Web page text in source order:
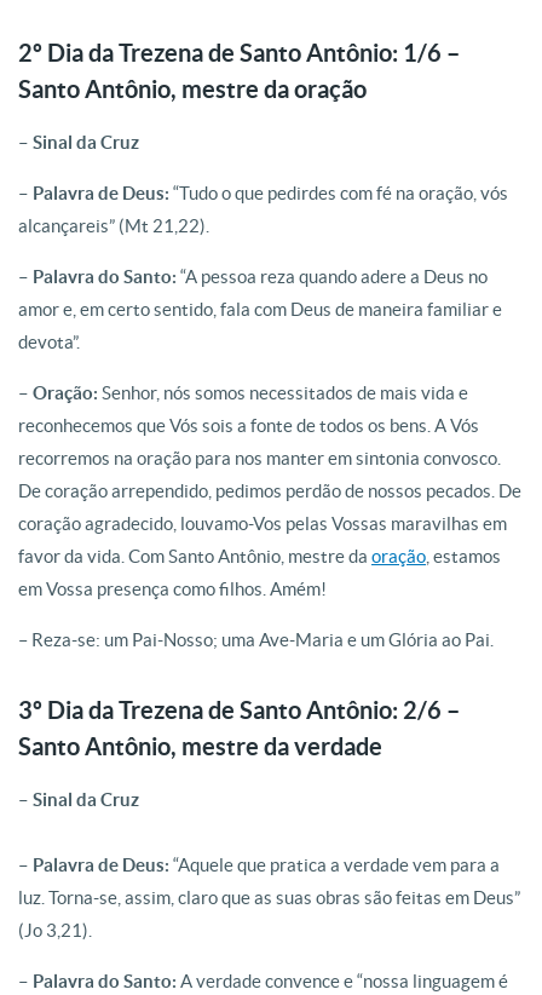
2º Dia da Trezena de Santo Antônio: 1/6 –
Santo Antônio, mestre da oração
– Sinal da Cruz
– Palavra de Deus: “Tudo o que pedirdes com fé na oração, vós
alcançareis” (Mt 21,22).
– Palavra do Santo: “A pessoa reza quando adere a Deus no
amor e, em certo sentido, fala com Deus de maneira familiar e
devota”.
– Oração: Senhor, nós somos necessitados de mais vida e
reconhecemos que Vós sois a fonte de todos os bens. A Vós
recorremos na oração para nos manter em sintonia convosco.
De coração arrependido, pedimos perdão de nossos pecados. De
coração agradecido, louvamo-Vos pelas Vossas maravilhas em
favor da vida. Com Santo Antônio, mestre da oração , estamos
em Vossa presença como filhos. Amém!
– Reza-se: um Pai-Nosso; uma Ave-Maria e um Glória ao Pai.
3º Dia da Trezena de Santo Antônio: 2/6 –
Santo Antônio, mestre da verdade
– Sinal da Cruz
– Palavra de Deus: “Aquele que pratica a verdade vem para a
luz. Torna-se, assim, claro que as suas obras são feitas em Deus”
(Jo 3,21).
– Palavra do Santo: A verdade convence e “nossa linguagem é